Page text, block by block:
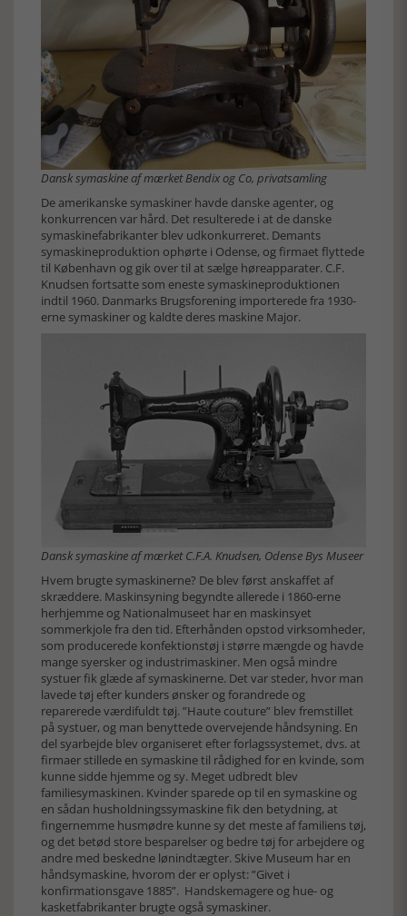
Dansk symaskine af mærket Bendix og Co, privatsamling
De amerikanske symaskiner havde danske agenter, og
konkurrencen var hård. Det resulterede i at de danske
symaskinefabrikanter blev udkonkurreret. Demants
symaskineproduktion ophørte i Odense, og firmaet flyttede
til København og gik over til at sælge høreapparater. C.F.
Knudsen fortsatte som eneste symaskineproduktionen
indtil 1960. Danmarks Brugsforening importerede fra 1930-
erne symaskiner og kaldte deres maskine Major.
Dansk symaskine af mærket C.F.A. Knudsen, Odense Bys Museer
Hvem brugte symaskinerne? De blev først anskaffet af
skræddere. Maskinsyning begyndte allerede i 1860-erne
herhjemme og Nationalmuseet har en maskinsyet
sommerkjole fra den tid. Efterhånden opstod virksomheder,
som producerede konfektionstøj i større mængde og havde
mange syersker og industrimaskiner. Men også mindre
systuer fik glæde af symaskinerne. Det var steder, hvor man
lavede tøj efter kunders ønsker og forandrede og
reparerede værdifuldt tøj. ”Haute couture” blev fremstillet
på systuer, og man benyttede overvejende håndsyning. En
del syarbejde blev organiseret efter forlagssystemet, dvs. at
firmaer stillede en symaskine til rådighed for en kvinde, som
kunne sidde hjemme og sy. Meget udbredt blev
familiesymaskinen. Kvinder sparede op til en symaskine og
en sådan husholdningssymaskine fik den betydning, at
fingernemme husmødre kunne sy det meste af familiens tøj,
og det betød store besparelser og bedre tøj for arbejdere og
andre med beskedne lønindtægter. Skive Museum har en
håndsymaskine, hvorom der er oplyst: ”Givet i
konfirmationsgave 1885”. Handskemagere og hue- og
kasketfabrikanter brugte også symaskiner.